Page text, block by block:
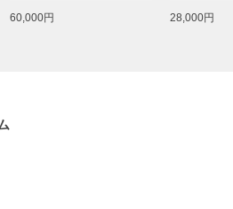
60,000円 28,000円